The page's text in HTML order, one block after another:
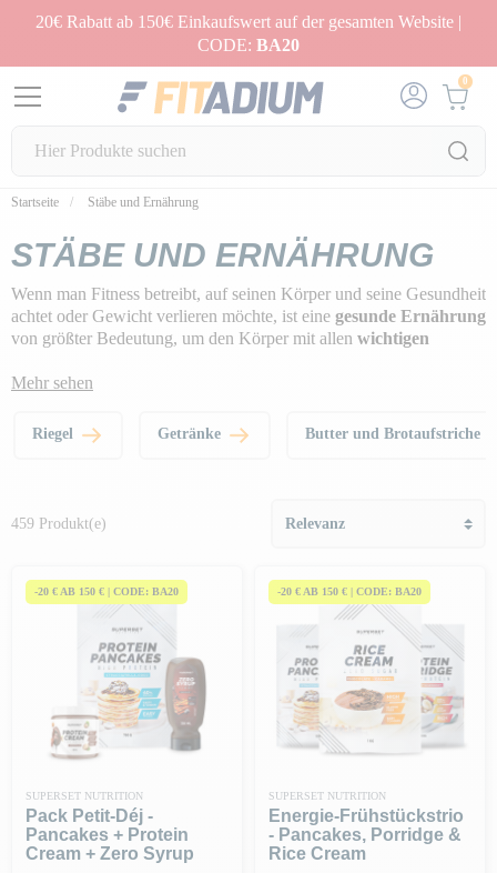
20€ Rabatt ab 150€ Einkaufswert auf der gesamten Website |
CODE: BA20
0
Startseite Stäbe und Ernährung
STÄBE UND ERNÄHRUNG
Wenn man Fitness betreibt, auf seinen Körper und seine Gesundheit
achtet oder Gewicht verlieren möchte, ist eine gesunde Ernährung
von größter Bedeutung, um den Körper mit allen wichtigen
Mehr sehen
Riegel Getränke Butter und Brotaufstriche
459 Produkt(e)
-20 € AB 150 € | CODE: BA20
SUPERSET NUTRITION
Pack Petit-Déj -
Pancakes + Protein
Cream + Zero Syrup
-20 € AB 150 € | CODE: BA20
SUPERSET NUTRITION
Energie-Frühstückstrio
- Pancakes, Porridge &
Rice Cream